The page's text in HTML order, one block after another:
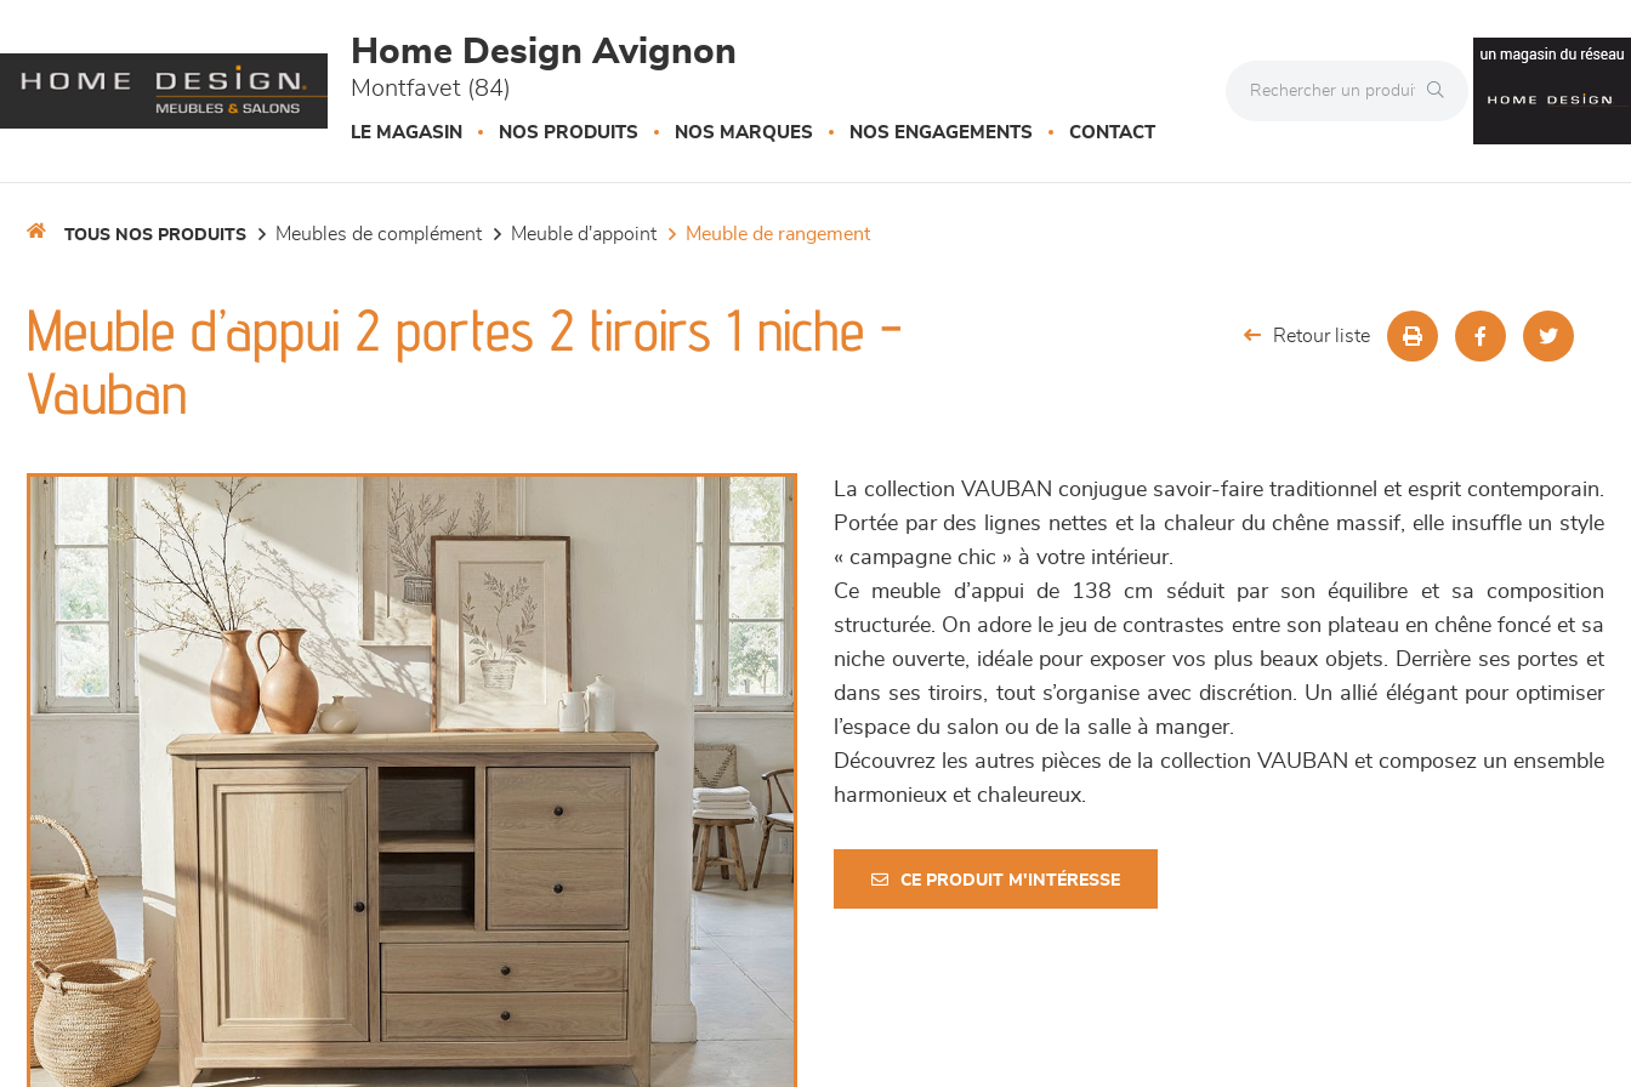
Home Design Avignon
Montfavet (84)
LE MAGASIN NOS PRODUITS NOS MARQUES NOS ENGAGEMENTS CONTACT
TOUS NOS PRODUITS meubles de complément meuble d'appoint meuble de rangement
Meuble d’appui 2 portes 2 tiroirs 1 niche -
Vauban
Retour liste
La collection VAUBAN conjugue savoir-faire traditionnel et esprit contemporain.
Portée par des lignes nettes et la chaleur du chêne massif, elle insuffle un style
« campagne chic » à votre intérieur.
Ce meuble d’appui de 138 cm séduit par son équilibre et sa composition
structurée. On adore le jeu de contrastes entre son plateau en chêne foncé et sa
niche ouverte, idéale pour exposer vos plus beaux objets. Derrière ses portes et
dans ses tiroirs, tout s’organise avec discrétion. Un allié élégant pour optimiser
l’espace du salon ou de la salle à manger.
Découvrez les autres pièces de la collection VAUBAN et composez un ensemble
harmonieux et chaleureux.
CE PRODUIT M'INTÉRESSE